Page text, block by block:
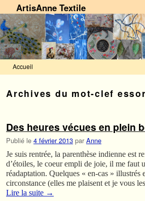
ArtisAnne Textile
Accueil
Archives du mot-clef essor
Des heures vécues en plein
Publié le 4 février 2013 par Anne
Je suis rentrée, la parenthèse indienne est
d’étoiles, le coeur empli de joie, il me faut
réadaptation. Quelques « en-cas » illustrés
circonstance (elles me plaisent et je vous
Lire la suite →